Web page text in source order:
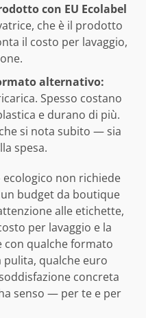
con EU Ecolabel
che è il prodotto
il costo per lavaggio,
alternativo:
Spesso costano
e durano di più.
si nota subito — sia
spesa.
non richiede
budget da boutique
alle etichette,
per lavaggio e la
qualche formato
pulita, qualche euro
concreta
senso — per te e per